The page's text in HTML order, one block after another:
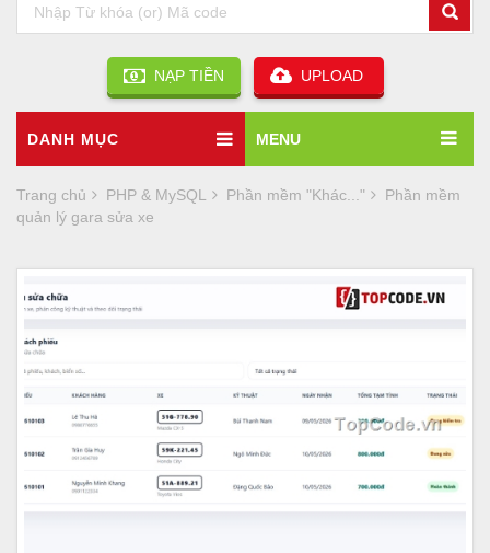
NẠP TIỀN UPLOAD
DANH MỤC MENU
Trang chủ PHP & MySQL Phần mềm "Khác..."
Phần mềm
quản lý gara sửa xe